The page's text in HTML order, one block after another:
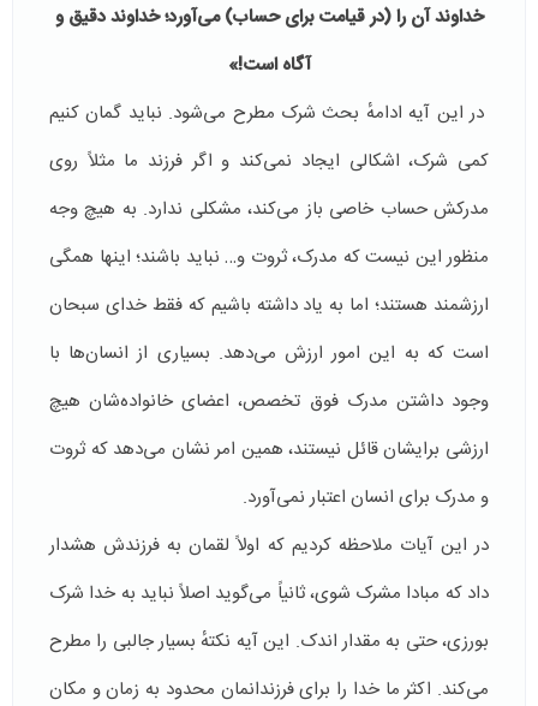
خداوند آن را (در قیامت برای حساب) می‌آورد؛ خداوند دقیق و
آگاه است!»
در این آیه ادامهٔ بحث شرک مطرح می‌شود. نباید گمان کنیم
کمی شرک، اشکالی ایجاد نمی‌کند و اگر فرزند ما مثلاً روی
مدرکش حساب خاصی باز می‌کند، مشکلی ندارد. به هیچ وجه
منظور این نیست که مدرک، ثروت و… نباید باشند؛ اینها همگی
ارزشمند هستند؛ اما به یاد داشته باشیم که فقط خدای سبحان
است که به این امور ارزش می‌دهد. بسیاری از انسان‌ها با
وجود داشتن مدرک فوق تخصص، اعضای خانواده‌شان هیچ
ارزشی برایشان قائل نیستند، همین امر نشان می‌دهد که ثروت
و مدرک برای انسان اعتبار نمی‌آورد.
در این آیات ملاحظه کردیم که اولاً لقمان به فرزندش هشدار
داد که مبادا مشرک شوی، ثانیاً می‌گوید اصلاً نباید به خدا شرک
بورزی، حتی به مقدار اندک. این آیه نکتهٔ بسیار جالبی را مطرح
می‌کند. اکثر ما خدا را برای فرزندانمان محدود به زمان و مکان